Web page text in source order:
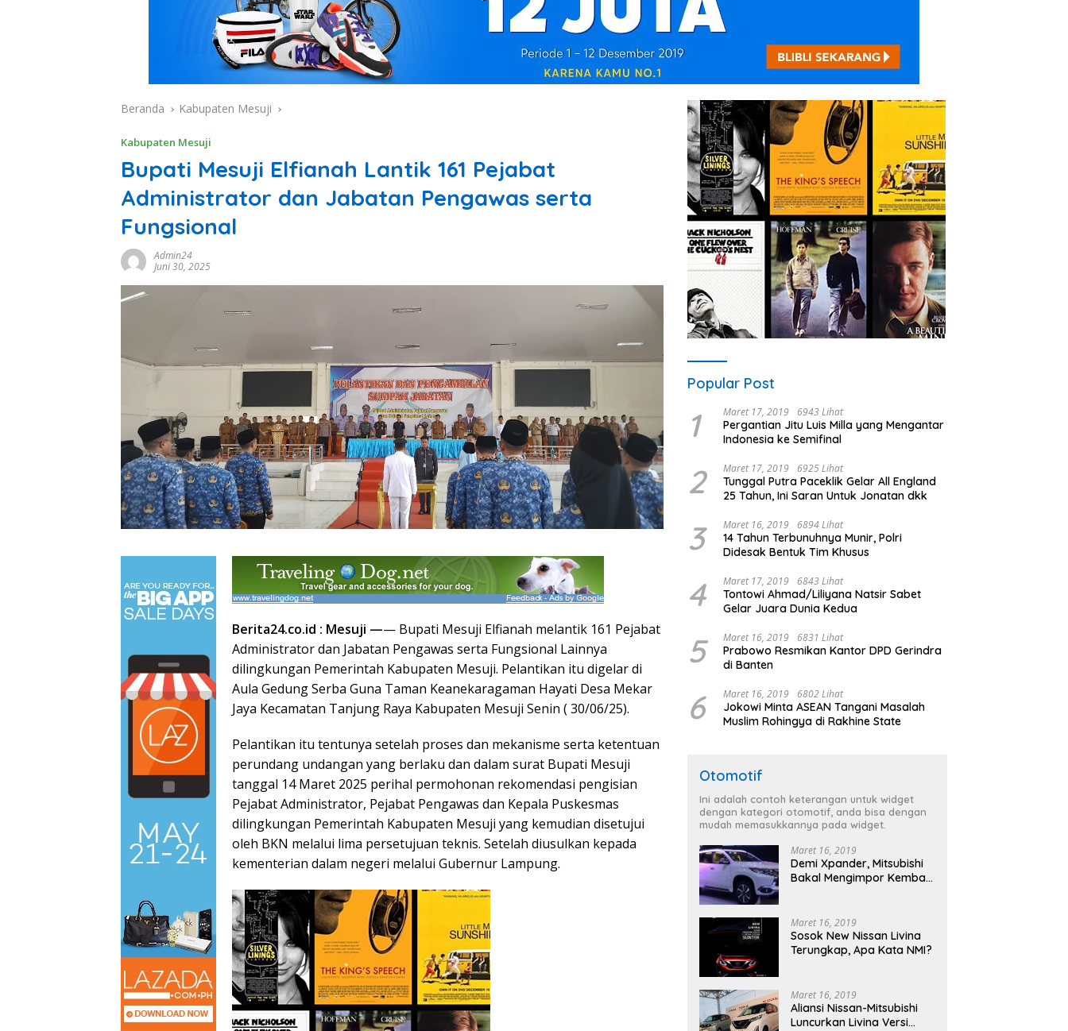
Beranda Kabupaten Mesuji
Kabupaten Mesuji
Bupati Mesuji Elfianah Lantik 161 Pejabat
Administrator dan Jabatan Pengawas serta
Fungsional
Admin24
Juni 30, 2025
Berita24.co.id : Mesuji —— Bupati Mesuji Elfianah melantik 161 Pejabat
Administrator dan Jabatan Pengawas serta Fungsional Lainnya
dilingkungan Pemerintah Kabupaten Mesuji. Pelantikan itu digelar di
Aula Gedung Serba Guna Taman Keanekaragaman Hayati Desa Mekar
Jaya Kecamatan Tanjung Raya Kabupaten Mesuji Senin ( 30/06/25).
Pelantikan itu tentunya setelah proses dan mekanisme serta ketentuan
perundang undangan yang berlaku dan dalam surat Bupati Mesuji
tanggal 14 Maret 2025 perihal permohonan rekomendasi pengisian
Pejabat Administrator, Pejabat Pengawas dan Kepala Puskesmas
dilingkungan Pemerintah Kabupaten Mesuji yang kemudian disetujui
oleh BKN melalui lima persetujuan teknis. Setelah diusulkan kepada
kementerian dalam negeri melalui Gubernur Lampung.
Popular Post
1 Maret 17, 2019 6943 Lihat
Pergantian Jitu Luis Milla yang Mengantar
Indonesia ke Semifinal
2 Maret 17, 2019 6925 Lihat
Tunggal Putra Paceklik Gelar All England
25 Tahun, Ini Saran Untuk Jonatan dkk
3 Maret 16, 2019 6894 Lihat
14 Tahun Terbunuhnya Munir, Polri
Didesak Bentuk Tim Khusus
4 Maret 17, 2019 6843 Lihat
Tontowi Ahmad/Liliyana Natsir Sabet
Gelar Juara Dunia Kedua
5 Maret 16, 2019 6831 Lihat
Prabowo Resmikan Kantor DPD Gerindra
di Banten
6 Maret 16, 2019 6802 Lihat
Jokowi Minta ASEAN Tangani Masalah
Muslim Rohingya di Rakhine State
Otomotif
Ini adalah contoh keterangan untuk widget
dengan kategori otomotif, anda bisa dengan
mudah memasukkannya pada widget.
Maret 16, 2019
Demi Xpander, Mitsubishi
Bakal Mengimpor Kembali
Maret 16, 2019
Sosok New Nissan Livina
Terungkap, Apa Kata NMI?
Maret 16, 2019
Aliansi Nissan-Mitsubishi
Luncurkan Livina Versi